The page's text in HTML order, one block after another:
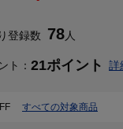
登録数 78人
ト： 21ポイント 詳
すべての対象商品